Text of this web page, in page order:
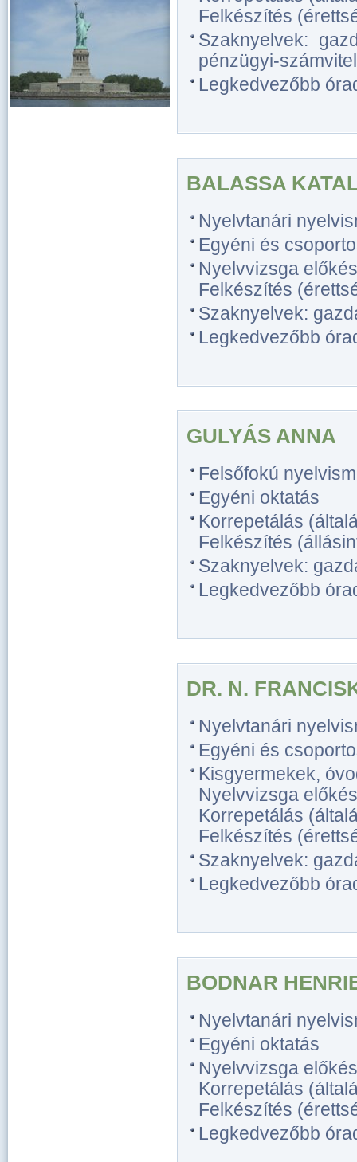
Felkészítés
Szaknyelvek:
pénzügyi-
Legkedvezőbb
BALASSA
Nyelvtanári
Egyéni és
Nyelvvizsga
Felkészítés
Szaknyelvek:
Legkedvezőbb
GULYÁS ANNA
Felsőfokú
Egyéni oktatás
Korrepetálás
Felkészítés
Szaknyelvek:
Legkedvezőbb
DR. N.
Nyelvtanári
Egyéni és
Kisgyermekek,
Nyelvvizsga
Korrepetálás
Felkészítés
Szaknyelvek:
Legkedvezőbb
BODNAR
Nyelvtanári
Egyéni oktatás
Nyelvvizsga
Korrepetálás
Felkészítés
Legkedvezőbb